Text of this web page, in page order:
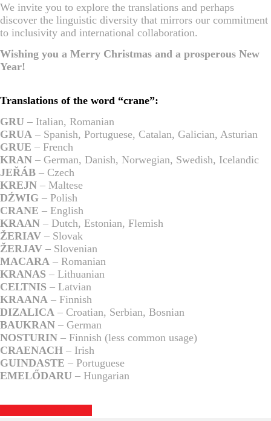
We invite you to explore the translations and perhaps
discover the linguistic diversity that mirrors our commitment
to inclusivity and international collaboration.
Wishing you a Merry Christmas and a prosperous New
Year!
Translations of the word “crane”:
GRU – Italian, Romanian
GRUA – Spanish, Portuguese, Catalan, Galician, Asturian
GRUE – French
KRAN – German, Danish, Norwegian, Swedish, Icelandic
JEŘÁB – Czech
KREJN – Maltese
DŹWIG – Polish
CRANE – English
KRAAN – Dutch, Estonian, Flemish
ŽERIAV – Slovak
ŽERJAV – Slovenian
MACARA – Romanian
KRANAS – Lithuanian
CELTNIS – Latvian
KRAANA – Finnish
DIZALICA – Croatian, Serbian, Bosnian
BAUKRAN – German
NOSTURIN – Finnish (less common usage)
CRAENACH – Irish
GUINDASTE – Portuguese
EMELŐDARU – Hungarian